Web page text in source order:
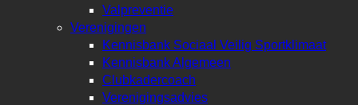
Valpreventie
Verenigingen
Kennisbank Sociaal Veilig Sportklimaat
Kennisbank Algemeen
Clubkadercoach
Verenigingsadvies